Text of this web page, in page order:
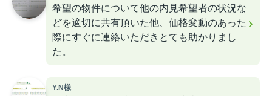
希望の物件について他の内見希望者の状況な
どを適切に共有頂いた他、価格変動のあった
際にすぐに連絡いただきとても助かりまし
た。
Y.N様